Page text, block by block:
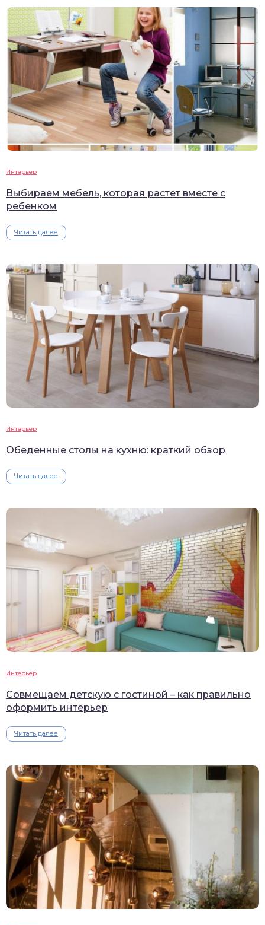
Интерьер
Выбираем мебель, которая растет вместе с
ребенком
Читать далее
Интерьер
Обеденные столы на кухню: краткий обзор
Читать далее
Интерьер
Совмещаем детскую с гостиной – как правильно
оформить интерьер
Читать далее